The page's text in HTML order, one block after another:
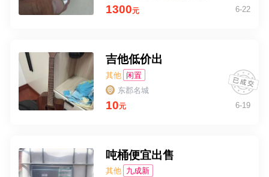
1300元 6-22
吉他低价出
其他
闲置
东郡名城
10元 6-19
吨桶便宜出售
其他
九成新